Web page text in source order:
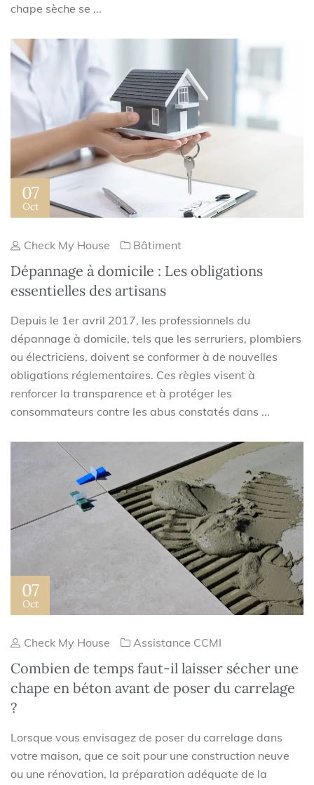
chape sèche se ...
07
Oct
Check My House Bâtiment
Dépannage à domicile : Les obligations
essentielles des artisans
Depuis le 1er avril 2017, les professionnels du
dépannage à domicile, tels que les serruriers, plombiers
ou électriciens, doivent se conformer à de nouvelles
obligations réglementaires. Ces règles visent à
renforcer la transparence et à protéger les
consommateurs contre les abus constatés dans ...
07
Oct
Check My House Assistance CCMI
Combien de temps faut-il laisser sécher une
chape en béton avant de poser du carrelage
?
Lorsque vous envisagez de poser du carrelage dans
votre maison, que ce soit pour une construction neuve
ou une rénovation, la préparation adéquate de la